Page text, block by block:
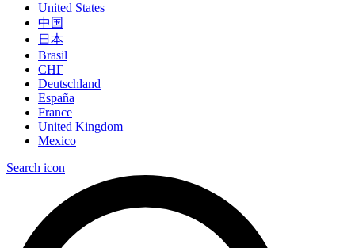
United States
中国
日本
Brasil
СНГ
Deutschland
España
France
United Kingdom
Mexico
Search icon